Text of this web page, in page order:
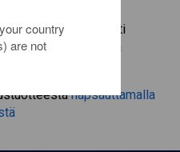
CFD-kaupankäynti
parhaalla
1:200-vivulla.
napsauttamalla
country
are not